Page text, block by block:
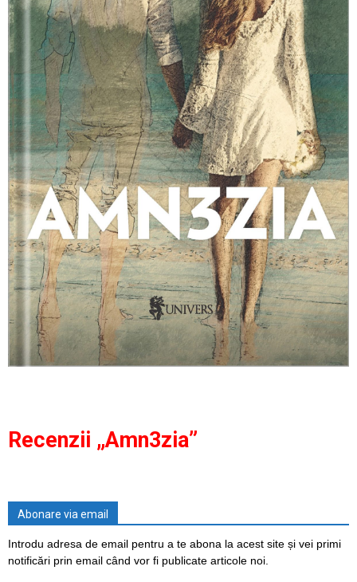
Recenzii „Amn3zia”
Abonare via email
Introdu adresa de email pentru a te abona la acest site și vei primi
notificări prin email când vor fi publicate articole noi.